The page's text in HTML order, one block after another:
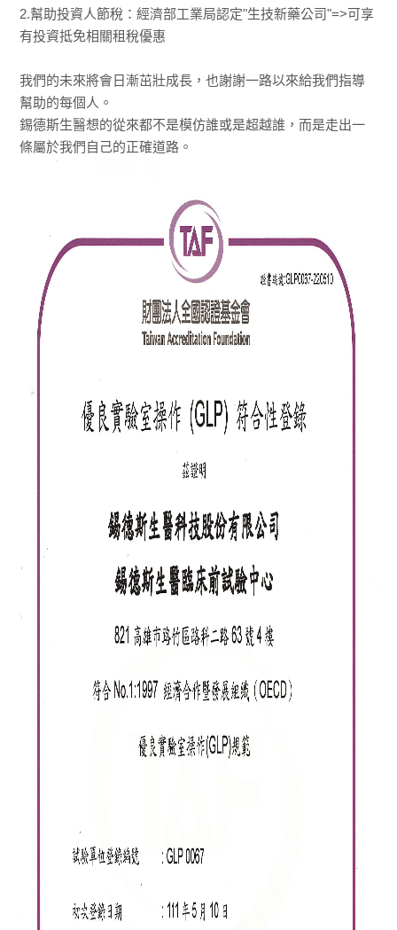
2.幫助投資人節稅：經濟部工業局認定"生技新藥公司"=>可享
有投資抵免相關租稅優惠
我們的未來將會日漸茁壯成長，也謝謝一路以來給我們指導
幫助的每個人。
錫德斯生醫想的從來都不是模仿誰或是超越誰，而是走出一
條屬於我們自己的正確道路。